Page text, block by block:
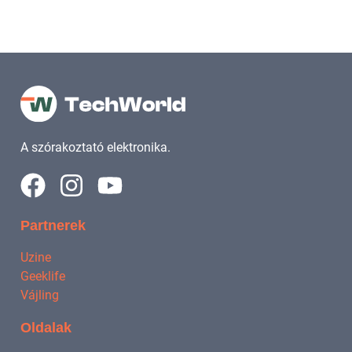
A szórakoztató elektronika.
Partnerek
Uzine
Geeklife
Vájling
Oldalak